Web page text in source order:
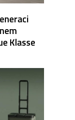
Klasse